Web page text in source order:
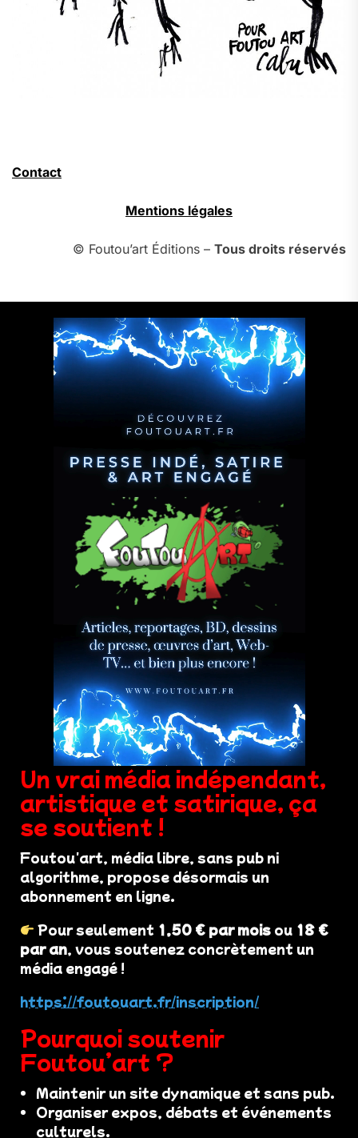
Contact
Mentions légales
© Foutou’art Éditions – Tous droits réservés
Un vrai média indépendant,
artistique et satirique, ça
se soutient !
Foutou'art, média libre, sans pub ni
algorithme, propose désormais un
abonnement en ligne.
Pour seulement 1,50 € par mois ou 18 €
par an, vous soutenez concrètement un
média engagé !
https://foutouart.fr/inscription/
Pourquoi soutenir
Foutou’art ?
Maintenir un site dynamique et sans pub.
Organiser expos, débats et événements
culturels.